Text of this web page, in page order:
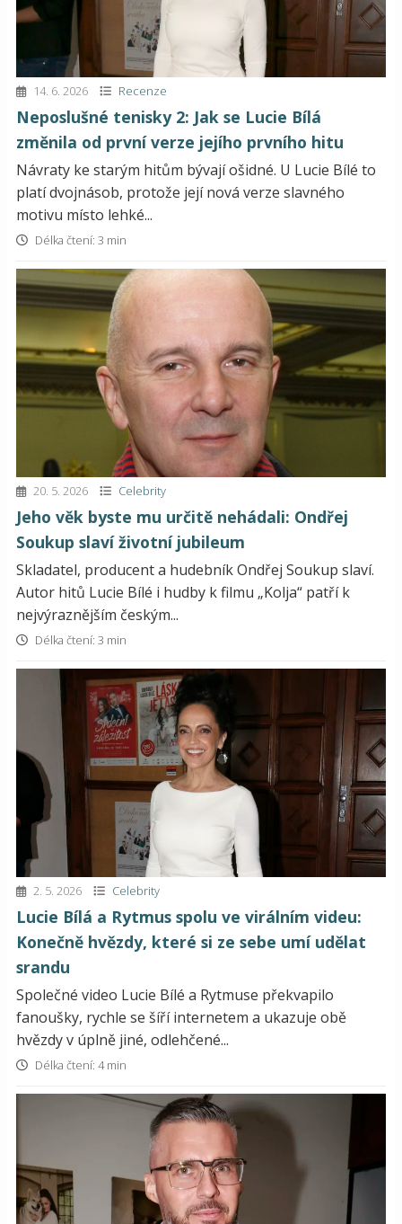
14. 6. 2026 Recenze
Neposlušné tenisky 2: Jak se Lucie Bílá
změnila od první verze jejího prvního hitu
Návraty ke starým hitům bývají ošidné. U Lucie Bílé to
platí dvojnásob, protože její nová verze slavného
motivu místo lehké...
Délka čtení: 3 min
20. 5. 2026 Celebrity
Jeho věk byste mu určitě nehádali: Ondřej
Soukup slaví životní jubileum
Skladatel, producent a hudebník Ondřej Soukup slaví.
Autor hitů Lucie Bílé i hudby k filmu „Kolja“ patří k
nejvýraznějším českým...
Délka čtení: 3 min
2. 5. 2026 Celebrity
Lucie Bílá a Rytmus spolu ve virálním videu:
Konečně hvězdy, které si ze sebe umí udělat
srandu
Společné video Lucie Bílé a Rytmuse překvapilo
fanoušky, rychle se šíří internetem a ukazuje obě
hvězdy v úplně jiné, odlehčené...
Délka čtení: 4 min